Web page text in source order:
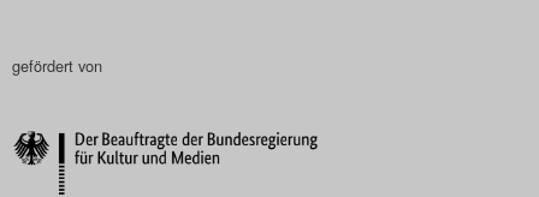
gefördert von